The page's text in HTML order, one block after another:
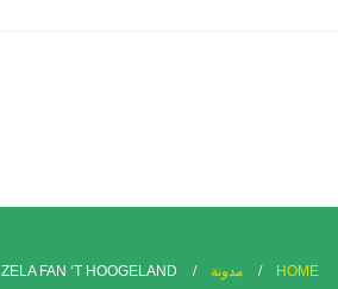
HOME مدونة ZELA FAN ‘T HOOGELAND – تم البيع